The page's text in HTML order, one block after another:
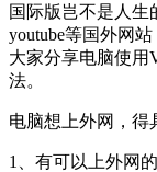
国际版岂不是人生
youtube等国外网
大家分享电脑使用
法。
电脑想上外网，得
1、有可以上外网